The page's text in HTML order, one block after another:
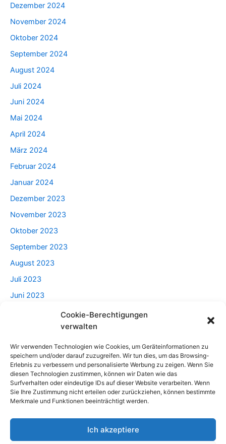
Cookie-Berechtigungen
verwalten
Wir verwenden Technologien wie Cookies, um Geräteinformationen zu
speichern und/oder darauf zuzugreifen. Wir tun dies, um das Browsing-
Erlebnis zu verbessern und personalisierte Werbung zu zeigen. Wenn Sie
diesen Technologien zustimmen, können wir Daten wie das
Surfverhalten oder eindeutige IDs auf dieser Website verarbeiten. Wenn
Sie Ihre Zustimmung nicht erteilen oder zurückziehen, können bestimmte
Merkmale und Funktionen beeinträchtigt werden.
Ich akzeptiere
Dezember 2024
November 2024
Oktober 2024
September 2024
August 2024
Juli 2024
Juni 2024
Mai 2024
April 2024
März 2024
Februar 2024
Januar 2024
Dezember 2023
November 2023
Oktober 2023
September 2023
August 2023
Juli 2023
Juni 2023
Categories
Beratung
Lebensstil
Männlich